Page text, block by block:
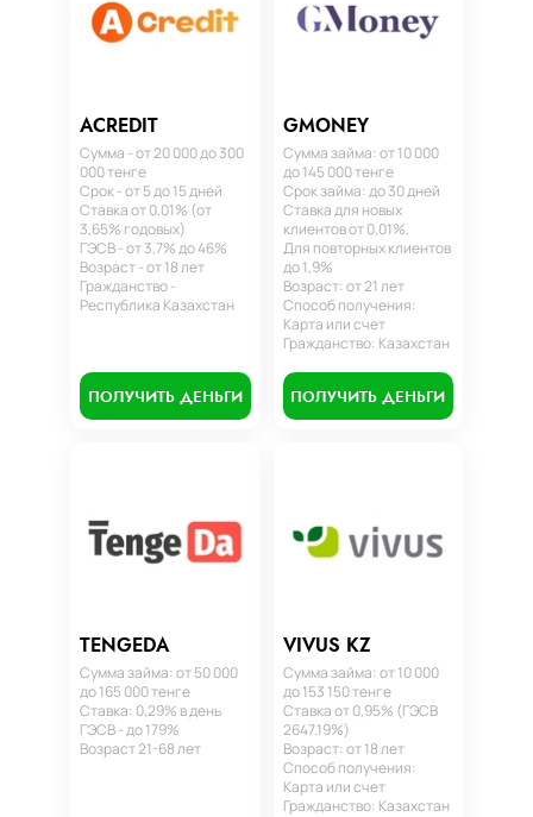
ACREDIT
Сумма - от 20 000 до 300
000 тенге
Срок - от 5 до 15 дней
Ставка от 0,01% (от
3,65% годовых)
ГЭСВ - от 3,7% до 46%
Возраст - от 18 лет
Гражданство -
Республика Казахстан
ПОЛУЧИТЬ ДЕНЬГИ
GMONEY
Сумма займа: от 10 000
до 145 000 тенге
Срок займа: до 30 дней
Ставка для новых
клиентов от 0,01%.
Для повторных клиентов
до 1,9%
Возраст: от 21 лет
Способ получения:
Карта или счет
Гражданство: Казахстан
ПОЛУЧИТЬ ДЕНЬГИ
TENGEDA
Сумма займа: от 50 000
до 165 000 тенге
Ставка: 0,29% в день
ГЭСВ - до 179%
Возраст 21-68 лет
VIVUS KZ
Сумма займа: от 10 000
до 153 150 тенге
Ставка от 0,95% (ГЭСВ
2647.19%)
Возраст: от 18 лет
Способ получения:
Карта или счет
Гражданство: Казахстан